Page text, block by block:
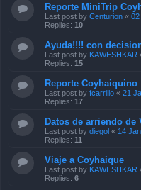
Reporte MiniTrip
Last post by Centurion « 02
Replies: 10
Ayuda!!!! con
Last post by KAWESHKAR
Replies: 15
Reporte Coyhaiquino
Last post by fcarrillo « 21
Replies: 17
Datos de arriendo de
Last post by diegol « 14
Replies: 11
Viaje a Coyhaique
Last post by KAWESHKAR
Replies: 6